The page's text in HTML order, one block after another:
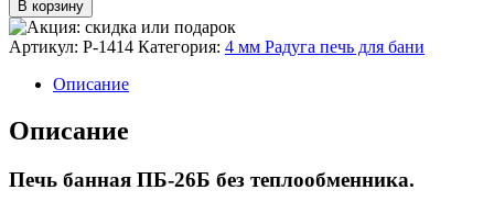
Печь
банная
ПБ-26Б
В корзину
Артикул: Р-1414 Категория: 4 мм Радуга печь для бани
Описание
Описание
Печь банная ПБ-26Б без теплообменника.